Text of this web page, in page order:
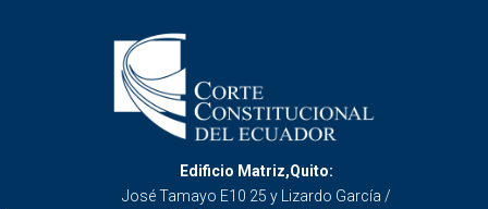
Edificio Matriz,Quito:
José Tamayo E10 25 y Lizardo García /